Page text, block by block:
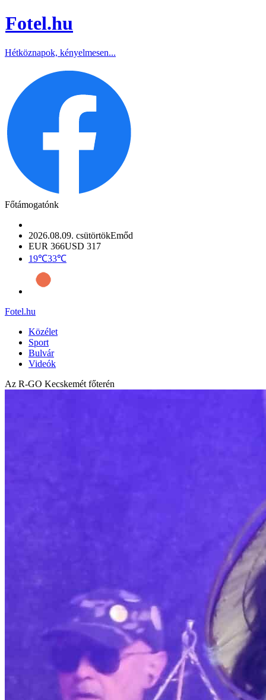
Fotel.hu
Hétköznapok, kényelmesen...
Főtámogatónk
2026.08.09. csütörtökEmőd
EUR 366USD 317
19℃33℃
Fotel.hu
Közélet
Sport
Bulvár
Videók
Az R-GO Kecskemét főterén